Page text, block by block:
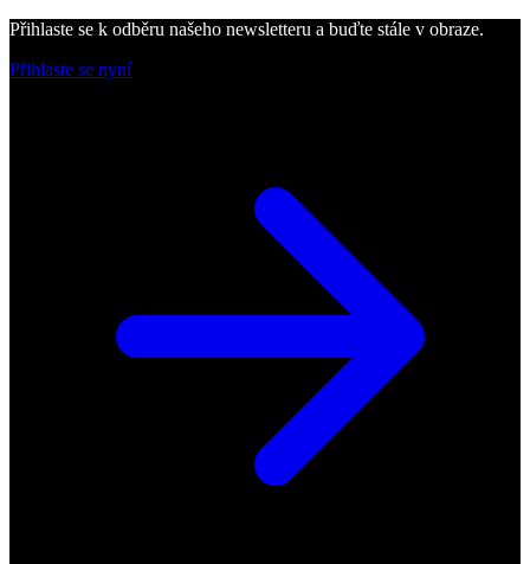
Přihlaste se k odběru našeho newsletteru a buďte stále v obraze.
Přihlaste se nyní